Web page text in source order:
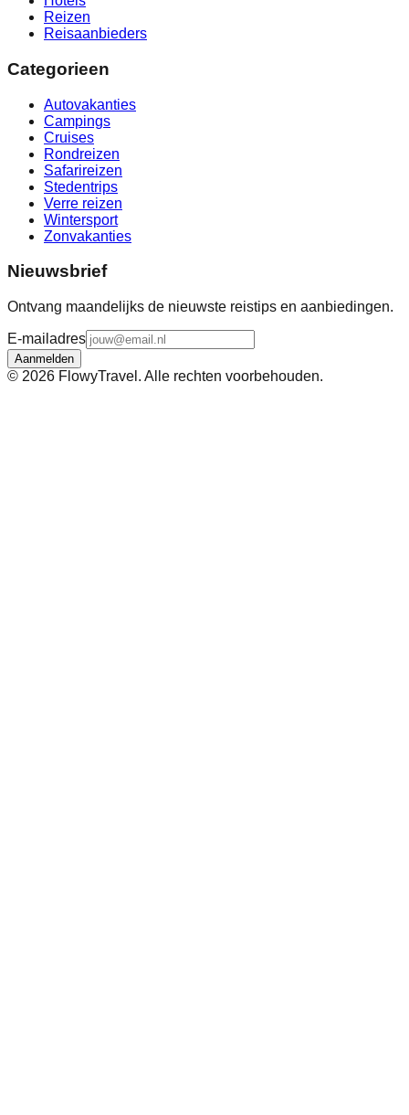
Reizen
Reisaanbieders
Categorieen
Autovakanties
Campings
Cruises
Rondreizen
Safarireizen
Stedentrips
Verre reizen
Wintersport
Zonvakanties
Nieuwsbrief
Ontvang maandelijks de nieuwste reistips en aanbiedingen.
E-mailadres
Aanmelden
© 2026 FlowyTravel. Alle rechten voorbehouden.